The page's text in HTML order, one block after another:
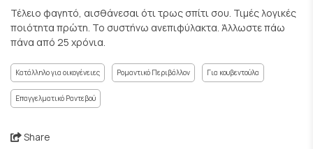
Τέλειο φαγητό, αισθάνεσαι ότι τρως σπίτι σου. Τιμές λογικές
ποιότητα πρώτη. Το συστήνω ανεπιφύλακτα. Άλλωστε πάω
πάνα από 25 χρόνια.
Κατάλληλο για οικογένειες Ρομαντικό Περιβάλλον Για κουβεντούλα
Επαγγελματικό Ραντεβού
Share